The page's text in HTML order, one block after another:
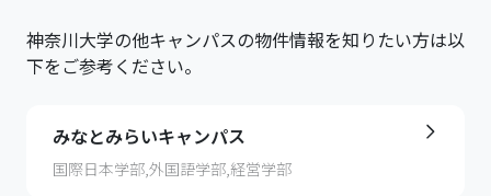
神奈川大学の他キャンパスの物件情報を知りたい方は以
下をご参考ください。
みなとみらいキャンパス
国際日本学部,外国語学部,経営学部